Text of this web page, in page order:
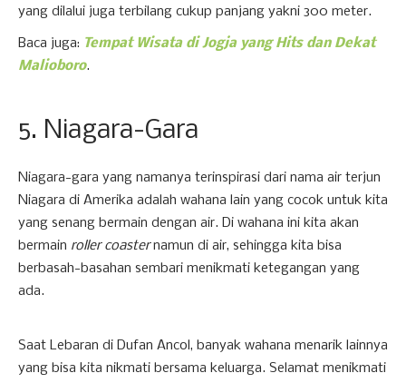
yang dilalui juga terbilang cukup panjang yakni 300 meter.
Baca juga: Tempat Wisata di Jogja yang Hits dan Dekat
Malioboro.
5. Niagara-Gara
Niagara-gara yang namanya terinspirasi dari nama air terjun
Niagara di Amerika adalah wahana lain yang cocok untuk kita
yang senang bermain dengan air. Di wahana ini kita akan
bermain roller coasternamun di air, sehingga kita bisa
berbasah-basahan sembari menikmati ketegangan yang
ada.
Saat Lebaran di Dufan Ancol, banyak wahana menarik lainnya
yang bisa kita nikmati bersama keluarga. Selamat menikmati